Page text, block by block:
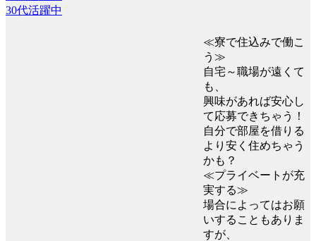
30代活躍中
≪寮で住込みで働こ
う≫
自宅～職場が遠くて
も、
興味があれば安心し
て応募できちゃう！
自分で部屋を借りる
より安く住めちゃう
かも？
≪プライベートが充
実する≫
場合によってはお願
いすることもありま
すが、